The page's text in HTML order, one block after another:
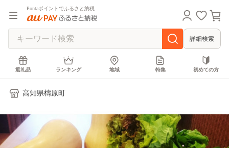
Pontaポイントでふるさと納税
詳細検索
返礼品 ランキング 地域 特集 初めての方
高知県檮原町